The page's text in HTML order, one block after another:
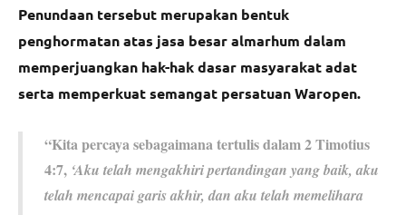
Penundaan tersebut merupakan bentuk
penghormatan atas jasa besar almarhum dalam
memperjuangkan hak-hak dasar masyarakat adat
serta memperkuat semangat persatuan Waropen.
“Kita percaya sebagaimana tertulis dalam 2 Timotius
4:7, ‘Aku telah mengakhiri pertandingan yang baik, aku
telah mencapai garis akhir, dan aku telah memelihara